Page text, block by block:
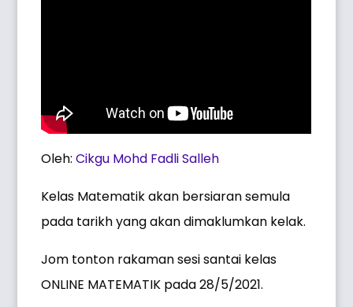
Oleh:Cikgu Mohd Fadli Salleh
Kelas Matematik akan bersiaran semula
pada tarikh yang akan dimaklumkan kelak.
Jom tonton rakaman sesi santai kelas
ONLINE MATEMATIK pada 28/5/2021.